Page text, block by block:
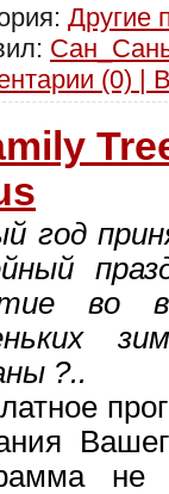
Другие
(0) |
год
во
?..
не